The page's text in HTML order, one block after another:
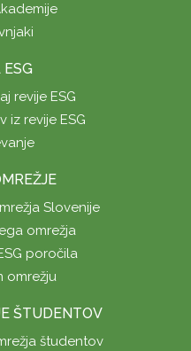
ESG
revije ESG
iz revije ESG
Slovenije
omrežja
poročila
omrežju
ŠTUDENTOV
študentov